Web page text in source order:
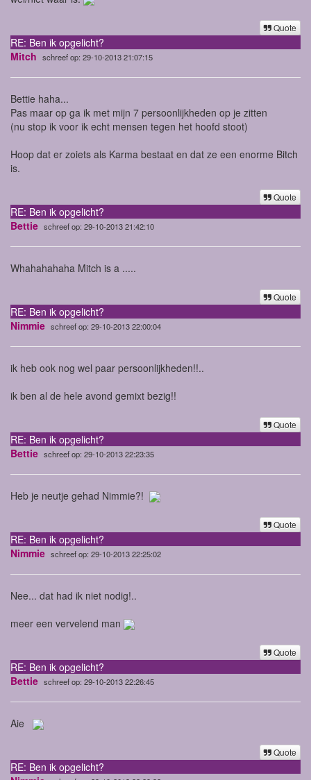
Quote
RE: Ben ik opgelicht?
Mitch schreef op: 29-10-2013 21:07:15
Bettie haha...
Pas maar op ga ik met mijn 7 persoonlijkheden op je zitten
(nu stop ik voor ik echt mensen tegen het hoofd stoot)
Hoop dat er zoiets als Karma bestaat en dat ze een enorme Bitch
is.
Quote
RE: Ben ik opgelicht?
Bettie schreef op: 29-10-2013 21:42:10
Whahahahaha Mitch is a .....
Quote
RE: Ben ik opgelicht?
Nimmie schreef op: 29-10-2013 22:00:04
ik heb ook nog wel paar persoonlijkheden!!..
ik ben al de hele avond gemixt bezig!!
Quote
RE: Ben ik opgelicht?
Bettie schreef op: 29-10-2013 22:23:35
Heb je neutje gehad Nimmie?!
Quote
RE: Ben ik opgelicht?
Nimmie schreef op: 29-10-2013 22:25:02
Nee... dat had ik niet nodig!..
meer een vervelend man
Quote
RE: Ben ik opgelicht?
Bettie schreef op: 29-10-2013 22:26:45
Aie
Quote
RE: Ben ik opgelicht?